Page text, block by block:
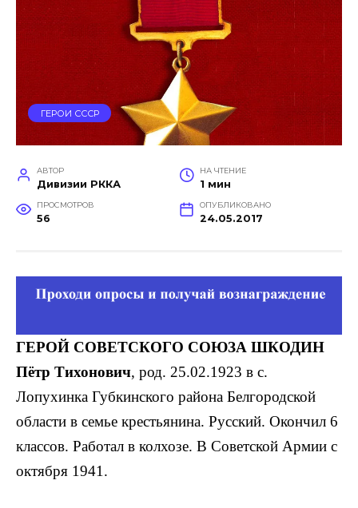
ГЕРОИ СССР
АВТОР
Дивизии РККА
НА ЧТЕНИЕ
1 мин
ПРОСМОТРОВ
56
ОПУБЛИКОВАНО
24.05.2017
ГЕРОЙ СОВЕТСКОГО СОЮЗА ШКОДИН
Пётр Тихонович, род. 25.02.1923 в с.
Лопухинка Губкинского района Белгородской
области в семье крестьянина. Рус­ский. Окончил 6
классов. Работал в колхозе. В Советской Армии с
октября 1941.